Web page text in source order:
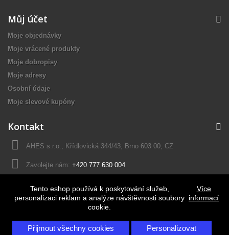
Tento eshop používá k poskytování služeb,
personalizaci reklam a analýze návštěvnosti soubory
cookie.
Více
informací
Přijmout všechny cookies Personalizovat
Můj účet
Moje objednávky
Moje vrácené produkty
Moje dobropisy
Moje adresy
Osobní údaje
Moje slevové kupóny
Kontakt
AHES s.r.o., Křídlovická 344/43, Brno 603 00, CZ
Zavolejte nám: +420 777 630 004